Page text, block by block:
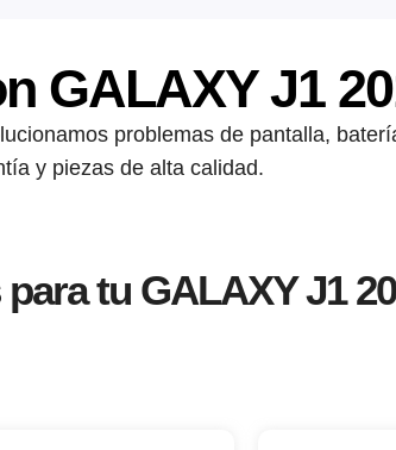
GALAXY J1
problemas de pantalla,
y piezas de alta calidad.
tu GALAXY J1